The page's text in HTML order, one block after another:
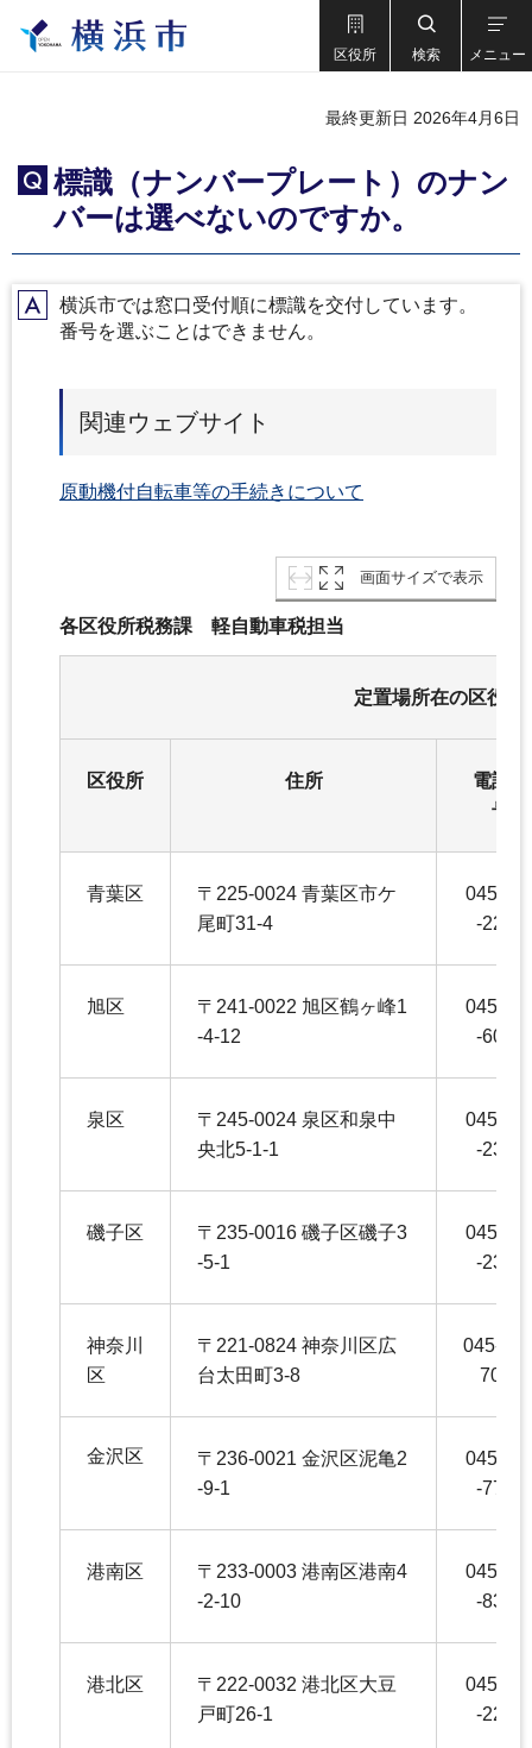
区役所 検索 メニュー
最終更新日 2026年4月6日
Q
標識（ナンバープレート）のナン
バーは選べないのですか。
A横浜市では窓口受付順に標識を交付しています。
番号を選ぶことはできません。
関連ウェブサイト
原動機付自転車等の手続きについて
画面サイズで表示
各区役所税務課 軽自動車税担当
定置場所在の区役所
区役所 住所
電話番
号
青葉区
〒225-0024 青葉区市ケ
尾町31-4
045-
-2245
旭区
〒241-0022 旭区鶴ヶ峰1
-4-12
045-
-6042
泉区
〒245-0024 泉区和泉中
央北5-1-1
045-
-2353
磯子区
〒235-0016 磯子区磯子3
-5-1
045-
-2354
神奈川
区
〒221-0824 神奈川区広
台太田町3-8
045-
7041
金沢区
〒236-0021 金沢区泥亀2
-9-1
045-
-7746
港南区
〒233-0003 港南区港南4
-2-10
045-
-8355
港北区
〒222-0032 港北区大豆
戸町26-1
045-
-2271